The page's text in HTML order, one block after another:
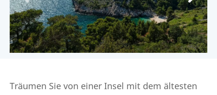
Träumen Sie von einer Insel mit dem ältesten